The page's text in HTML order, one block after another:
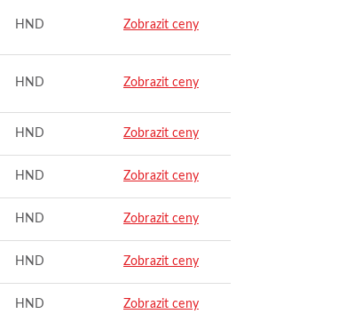
HND Zobrazit ceny
HND Zobrazit ceny
HND Zobrazit ceny
HND Zobrazit ceny
HND Zobrazit ceny
HND Zobrazit ceny
HND Zobrazit ceny